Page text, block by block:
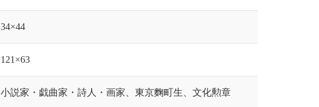
34×44
121×63
小説家・戯曲家・詩人・画家、東京麴町生、文化勲章